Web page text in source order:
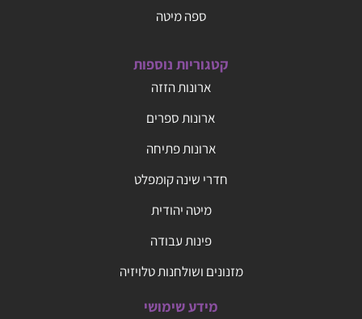
ספה מיטה
קטגוריות נוספות
ארונות הזזה
ארונות ספרים
ארונות פתיחה
חדרי שינה קומפלט
מיטה יהודית
פינות עבודה
מזנונים ושולחנות טלויזיה
מידע שימושי